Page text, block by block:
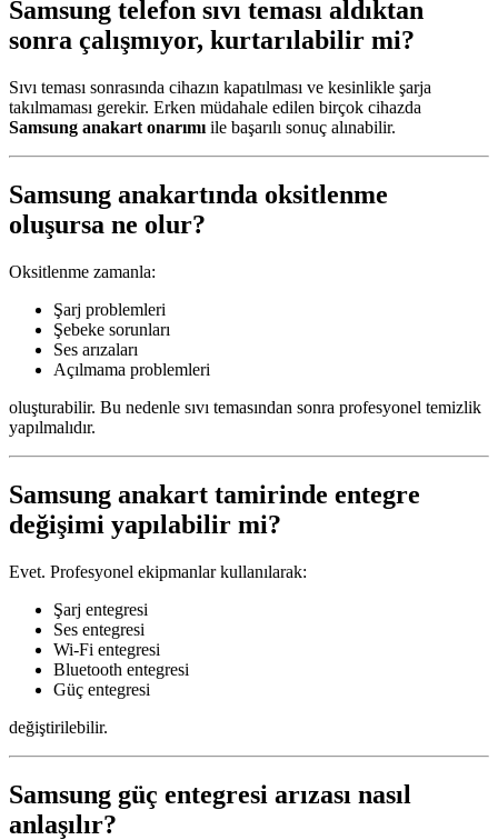
Samsung telefon sıvı teması aldıktan
sonra çalışmıyor, kurtarılabilir mi?
Sıvı teması sonrasında cihazın kapatılması ve kesinlikle şarja
takılmaması gerekir. Erken müdahale edilen birçok cihazda
Samsung anakart onarımı ile başarılı sonuç alınabilir.
Samsung anakartında oksitlenme
oluşursa ne olur?
Oksitlenme zamanla:
Şarj problemleri
Şebeke sorunları
Ses arızaları
Açılmama problemleri
oluşturabilir. Bu nedenle sıvı temasından sonra profesyonel temizlik
yapılmalıdır.
Samsung anakart tamirinde entegre
değişimi yapılabilir mi?
Evet. Profesyonel ekipmanlar kullanılarak:
Şarj entegresi
Ses entegresi
Wi-Fi entegresi
Bluetooth entegresi
Güç entegresi
değiştirilebilir.
Samsung güç entegresi arızası nasıl
anlaşılır?